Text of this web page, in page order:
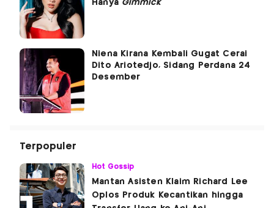
Hanya Gimmick
Niena Kirana Kembali Gugat Cerai
Dito Ariotedjo, Sidang Perdana 24
Desember
Terpopuler
Hot Gossip
Mantan Asisten Klaim Richard Lee
Oplos Produk Kecantikan hingga